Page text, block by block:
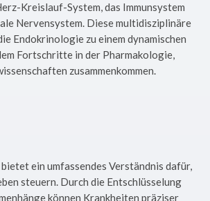
Kreislauf-System, das Immunsystem
Nervensystem. Diese multidisziplinäre
Endokrinologie zu einem dynamischen
Fortschritte in der Pharmakologie,
zusammenkommen.
ein umfassendes Verständnis dafür,
steuern. Durch die Entschlüsselung
können Krankheiten präziser